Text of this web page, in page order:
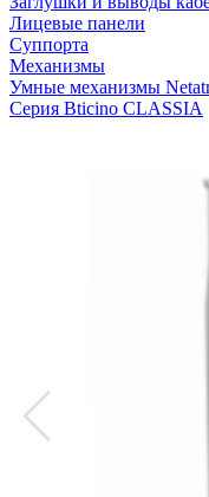
Лицевые панели
Суппорта
Механизмы
Умные механизмы
Серия Bticino CLASSIA